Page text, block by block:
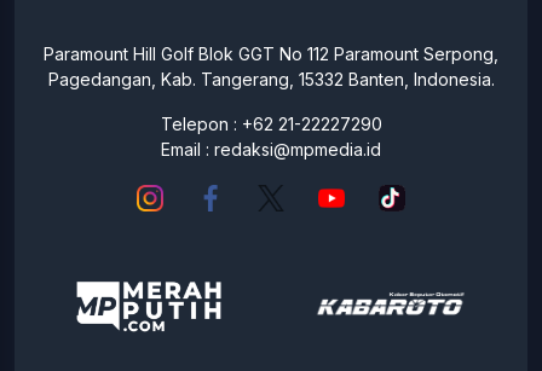
Paramount Hill Golf Blok GGT No 112 Paramount Serpong,
Pagedangan, Kab. Tangerang, 15332 Banten, Indonesia.
Telepon : +62 21-22227290
Email : redaksi@mpmedia.id